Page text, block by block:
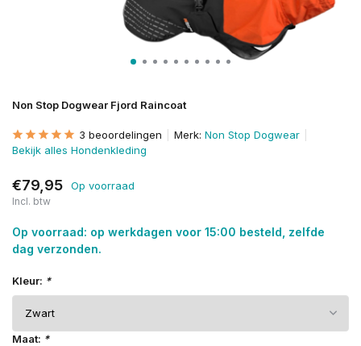
Non Stop Dogwear Fjord Raincoat
3 beoordelingen Merk: Non Stop Dogwear
Bekijk alles Hondenkleding
€79,95 Op voorraad
Incl. btw
Op voorraad: op werkdagen voor 15:00 besteld, zelfde
dag verzonden.
Kleur: *
Maat: *